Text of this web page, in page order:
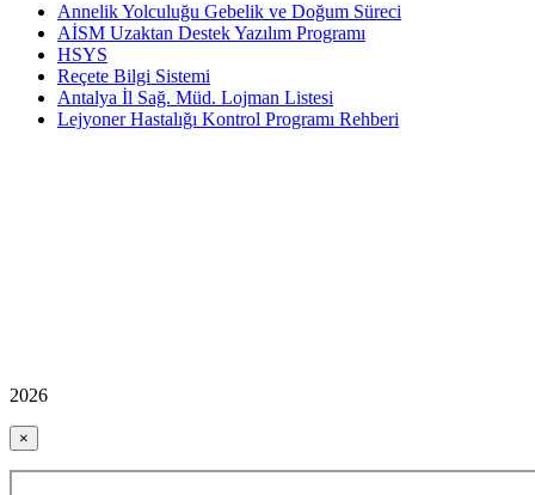
Annelik Yolculuğu Gebelik ve Doğum Süreci
AİSM Uzaktan Destek Yazılım Programı
HSYS
Reçete Bilgi Sistemi
Antalya İl Sağ. Müd. Lojman Listesi
Lejyoner Hastalığı Kontrol Programı Rehberi
2026
×